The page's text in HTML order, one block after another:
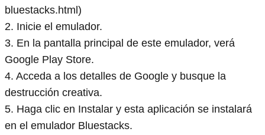
bluestacks.html)
2. Inicie el emulador.
3. En la pantalla principal de este emulador, verá
Google Play Store.
4. Acceda a los detalles de Google y busque la
destrucción creativa.
5. Haga clic en Instalar y esta aplicación se instalará
en el emulador Bluestacks.